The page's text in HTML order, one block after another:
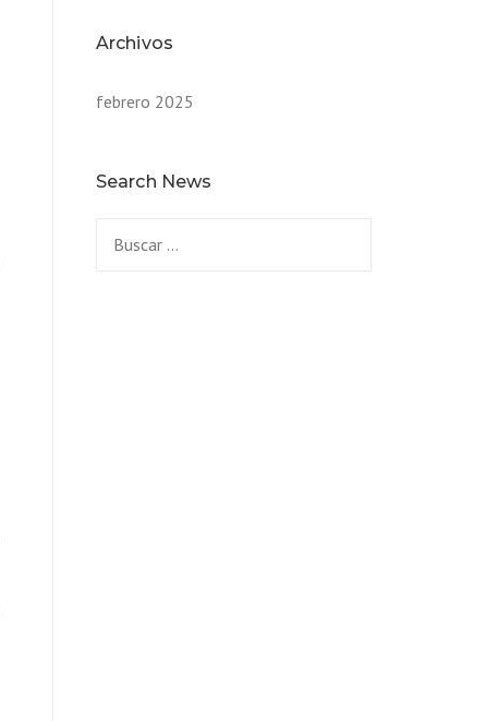
Archivos
febrero 2025
Search News